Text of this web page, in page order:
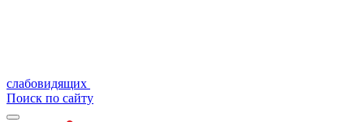
слабовидящих
Поиск по сайту